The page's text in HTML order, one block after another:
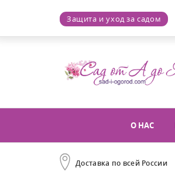
Защита и уход за садом
О НАС
Доставка по всей России